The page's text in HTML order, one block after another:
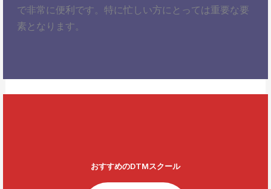
で非常に便利です。特に忙しい方にとっては重要な要
素となります。
おすすめのDTMスクール